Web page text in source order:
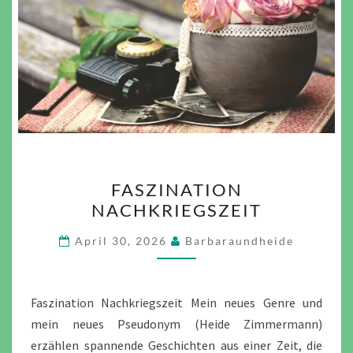
NACHKRIEGSZEIT
FASZINATION
NACHKRIEGSZEIT
April 30, 2026 Barbaraundheide
Faszination Nachkriegszeit Mein neues Genre und
mein neues Pseudonym (Heide Zimmermann)
erzählen spannende Geschichten aus einer Zeit, die